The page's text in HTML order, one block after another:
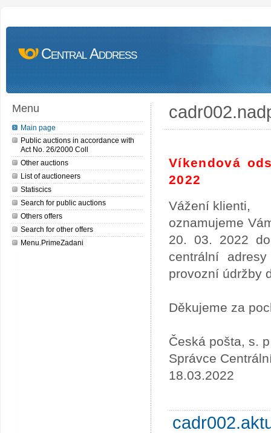
Central Address
Menu
Main page
Public auctions in accordance with
Act No. 26/2000 Coll
Other auctions
List of auctioneers
Statiscics
Search for public auctions
Others offers
Search for other offers
Menu.PrimeZadani
Víkendová
2022
Vážení klienti,
oznamujeme
20. 03. 2022
centrální
provozní údržby
Děkujeme za
Česká pošta, s.
Správce
18.03.2022